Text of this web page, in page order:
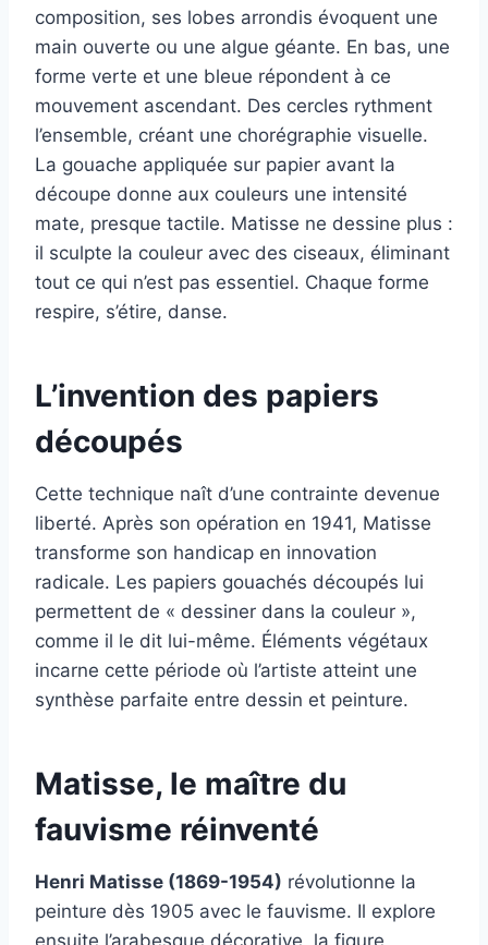
composition, ses lobes arrondis évoquent une
main ouverte ou une algue géante. En bas, une
forme verte et une bleue répondent à ce
mouvement ascendant. Des cercles rythment
l’ensemble, créant une chorégraphie visuelle.
La gouache appliquée sur papier avant la
découpe donne aux couleurs une intensité
mate, presque tactile. Matisse ne dessine plus :
il sculpte la couleur avec des ciseaux, éliminant
tout ce qui n’est pas essentiel. Chaque forme
respire, s’étire, danse.
L’invention des papiers
découpés
Cette technique naît d’une contrainte devenue
liberté. Après son opération en 1941, Matisse
transforme son handicap en innovation
radicale. Les papiers gouachés découpés lui
permettent de « dessiner dans la couleur »,
comme il le dit lui-même. Éléments végétaux
incarne cette période où l’artiste atteint une
synthèse parfaite entre dessin et peinture.
Matisse, le maître du
fauvisme réinventé
Henri Matisse (1869-1954) révolutionne la
peinture dès 1905 avec le fauvisme. Il explore
ensuite l’arabesque décorative, la figure